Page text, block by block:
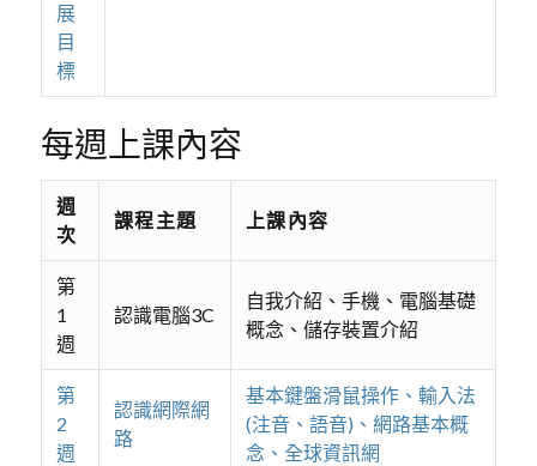
展
目
標
每週上課內容
週
次
課程主題 上課內容
第
1
週
認識電腦3C
自我介紹、手機、電腦基礎
概念、儲存裝置介紹
第
2
週
認識網際網
路
基本鍵盤滑鼠操作、輸入法
(注音、語音)、網路基本概
念、全球資訊網